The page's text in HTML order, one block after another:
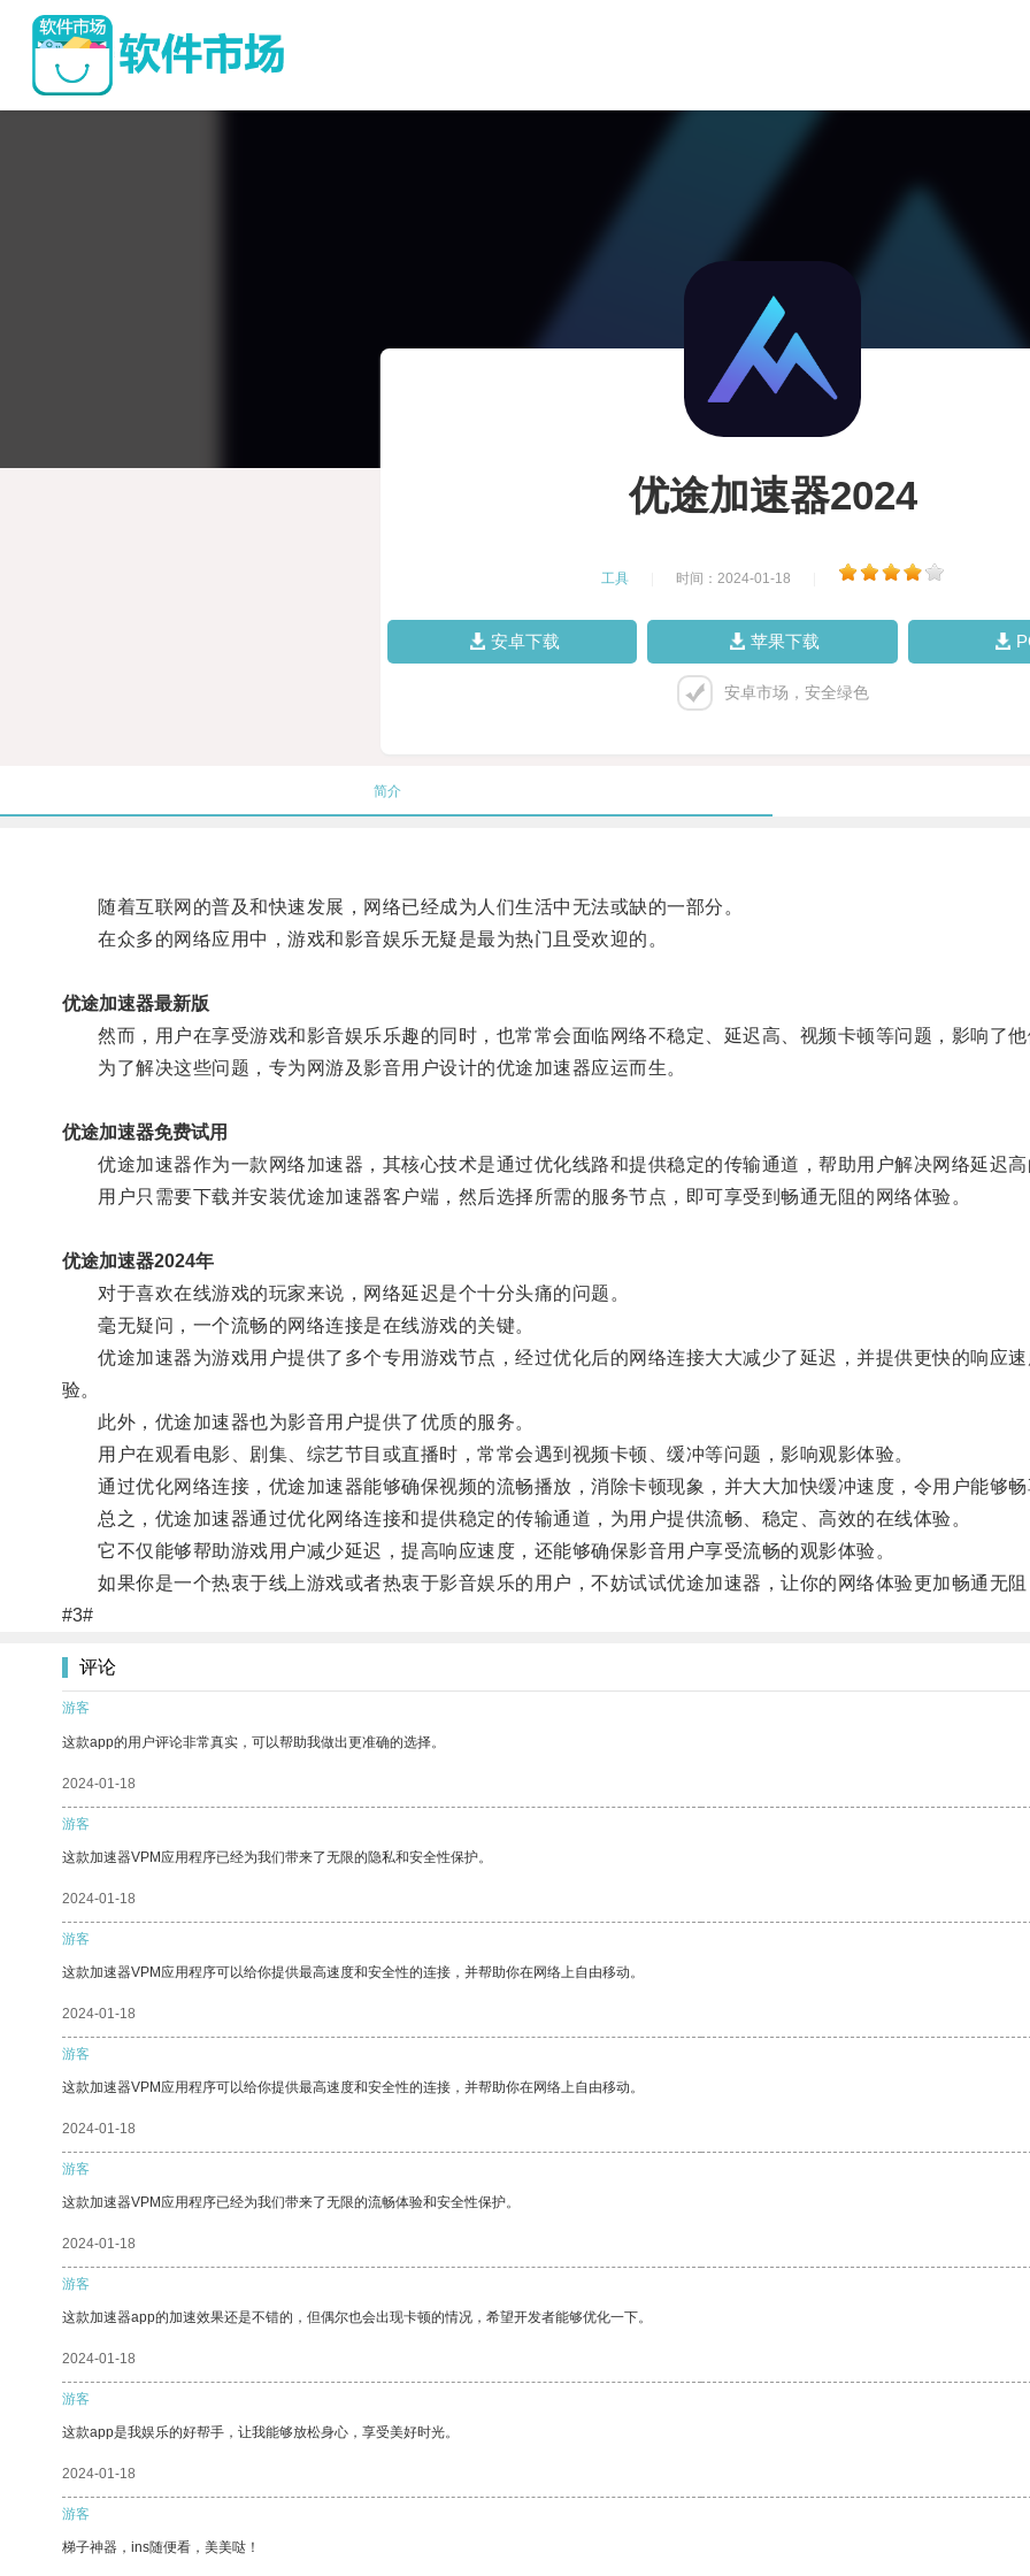
优途加速器2024
工具 时间：2024-01-18
安卓下载 苹果下载
安卓市场，安全绿色
简介
随着互联网的普及和快速发展，网络已经成为人们生活中无法或缺的一部分。
在众多的网络应用中，游戏和影音娱乐无疑是最为热门且受欢迎的。
优途加速器最新版
然而，用户在享受游戏和影音娱乐乐趣的同时，也常常会面临网络不稳定、延迟高、视频卡顿等问题，影响了他
为了解决这些问题，专为网游及影音用户设计的优途加速器应运而生。
优途加速器免费试用
优途加速器作为一款网络加速器，其核心技术是通过优化线路和提供稳定的传输通道，帮助用户解决网络延迟高
用户只需要下载并安装优途加速器客户端，然后选择所需的服务节点，即可享受到畅通无阻的网络体验。
优途加速器2024年
对于喜欢在线游戏的玩家来说，网络延迟是个十分头痛的问题。
毫无疑问，一个流畅的网络连接是在线游戏的关键。
优途加速器为游戏用户提供了多个专用游戏节点，经过优化后的网络连接大大减少了延迟，并提供更快的响应
验。
此外，优途加速器也为影音用户提供了优质的服务。
用户在观看电影、剧集、综艺节目或直播时，常常会遇到视频卡顿、缓冲等问题，影响观影体验。
通过优化网络连接，优途加速器能够确保视频的流畅播放，消除卡顿现象，并大大加快缓冲速度，令用户能够畅
总之，优途加速器通过优化网络连接和提供稳定的传输通道，为用户提供流畅、稳定、高效的在线体验。
它不仅能够帮助游戏用户减少延迟，提高响应速度，还能够确保影音用户享受流畅的观影体验。
如果你是一个热衷于线上游戏或者热衷于影音娱乐的用户，不妨试试优途加速器，让你的网络体验更加畅通无阻
#3#
评论
游客
这款app的用户评论非常真实，可以帮助我做出更准确的选择。
2024-01-18
游客
这款加速器VPM应用程序已经为我们带来了无限的隐私和安全性保护。
2024-01-18
游客
这款加速器VPM应用程序可以给你提供最高速度和安全性的连接，并帮助你在网络上自由移动。
2024-01-18
游客
这款加速器VPM应用程序可以给你提供最高速度和安全性的连接，并帮助你在网络上自由移动。
2024-01-18
游客
这款加速器VPM应用程序已经为我们带来了无限的流畅体验和安全性保护。
2024-01-18
游客
这款加速器app的加速效果还是不错的，但偶尔也会出现卡顿的情况，希望开发者能够优化一下。
2024-01-18
游客
这款app是我娱乐的好帮手，让我能够放松身心，享受美好时光。
2024-01-18
游客
梯子神器，ins随便看，美美哒！